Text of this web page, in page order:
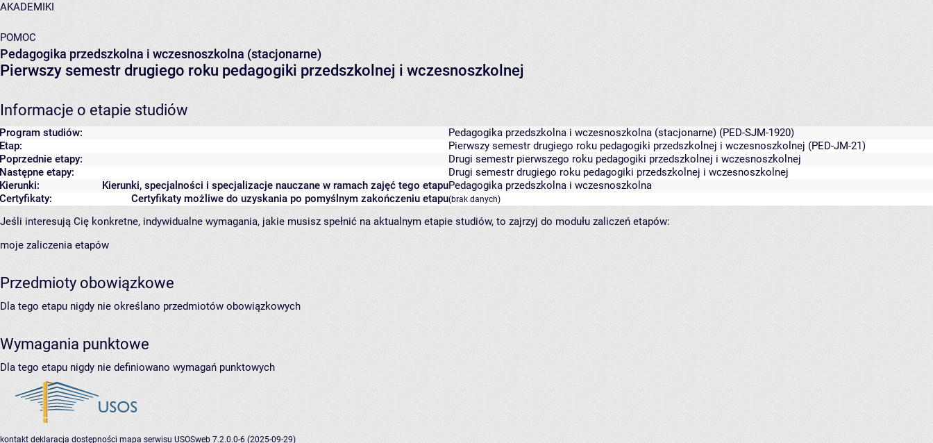
AKADEMIKI
POMOC
Pedagogika przedszkolna i wczesnoszkolna (stacjonarne)
Pierwszy semestr drugiego roku pedagogiki przedszkolnej i wczesnoszkolnej
Informacje o etapie studiów
Program studiów: Pedagogika przedszkolna i wczesnoszkolna (stacjonarne) (PED-SJM-1920)
Etap:
Pierwszy semestr drugiego roku pedagogiki przedszkolnej i wczesnoszkolnej (PED-JM-21)
Poprzednie etapy:
Drugi semestr pierwszego roku pedagogiki przedszkolnej i wczesnoszkolnej
Następne etapy:
Drugi semestr drugiego roku pedagogiki przedszkolnej i wczesnoszkolnej
Kierunki, specjalności i specjalizacje nauczane w ramach zajęć tego etapu
Kierunki:
Pedagogika przedszkolna i wczesnoszkolna
Certyfikaty możliwe do uzyskania po pomyślnym zakończeniu etapu
Certyfikaty: (brak danych)
Jeśli interesują Cię konkretne, indywidualne wymagania, jakie musisz spełnić na aktualnym etapie studiów, to zajrzyj do modułu zaliczeń etapów:
moje zaliczenia etapów
Przedmioty obowiązkowe
Dla tego etapu nigdy nie określano przedmiotów obowiązkowych
Wymagania punktowe
Dla tego etapu nigdy nie definiowano wymagań punktowych
kontakt deklaracja dostępności mapa serwisu USOSweb 7.2.0.0-6 (2025-09-29)